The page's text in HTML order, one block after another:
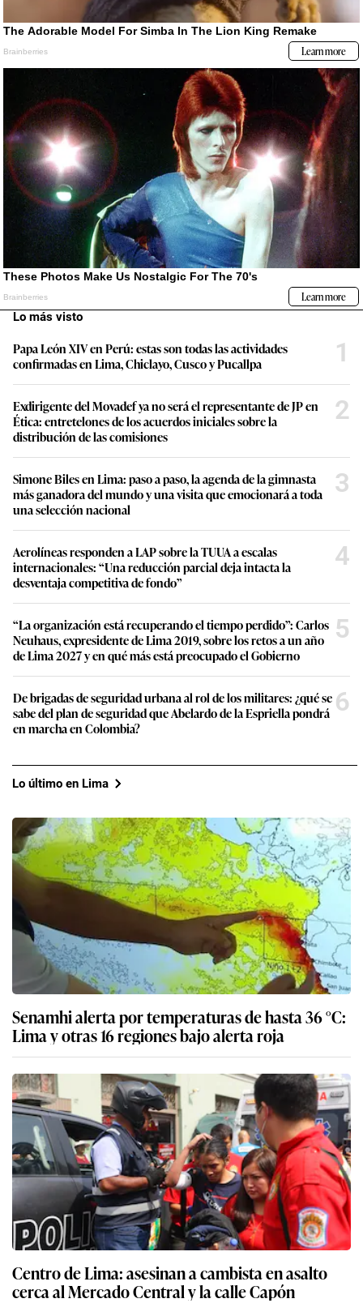
Lo más visto
Papa León XIV en Perú: estas son todas las actividades
confirmadas en Lima, Chiclayo, Cusco y Pucallpa
1
Exdirigente del Movadef ya no será el representante de JP en
Ética: entretelones de los acuerdos iniciales sobre la
distribución de las comisiones
2
Simone Biles en Lima: paso a paso, la agenda de la gimnasta
más ganadora del mundo y una visita que emocionará a toda
una selección nacional
3
Aerolíneas responden a LAP sobre la TUUA a escalas
internacionales: “Una reducción parcial deja intacta la
desventaja competitiva de fondo”
4
“La organización está recuperando el tiempo perdido”: Carlos
Neuhaus, expresidente de Lima 2019, sobre los retos a un año
de Lima 2027 y en qué más está preocupado el Gobierno
5
De brigadas de seguridad urbana al rol de los militares: ¿qué se
sabe del plan de seguridad que Abelardo de la Espriella pondrá
en marcha en Colombia?
6
Lo último en Lima
Senamhi alerta por temperaturas de hasta 36 °C:
Lima y otras 16 regiones bajo alerta roja
Centro de Lima: asesinan a cambista en asalto
cerca al Mercado Central y la calle Capón